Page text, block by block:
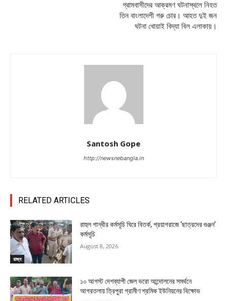
গ্রামবাসীদের আক্রমণ ঘটনাস্থলে নিহত
তিন বাংলাদেশী গরু চোর। আহত দুই জন
ঘটনা খোয়াই বিদ্যা বিল এলাকায়।
Santosh Gope
http://newsnebangla.in
RELATED ARTICLES
রাজ্য
রাহুল গান্ধীর কর্মসূচি ঘিরে বিতর্ক, প্রয়াগরাজে ‘ছাত্রদের গুঞ্জন’
কর্মসূচি
August 8, 2026
১০ আগস্ট দেশব্যাপী জেল ভরো আন্দোলনের সমর্থনে
আগরতলায় ত্রিপুরা গ্রামীণ শ্রমিক ইউনিয়নের বিক্ষোভ